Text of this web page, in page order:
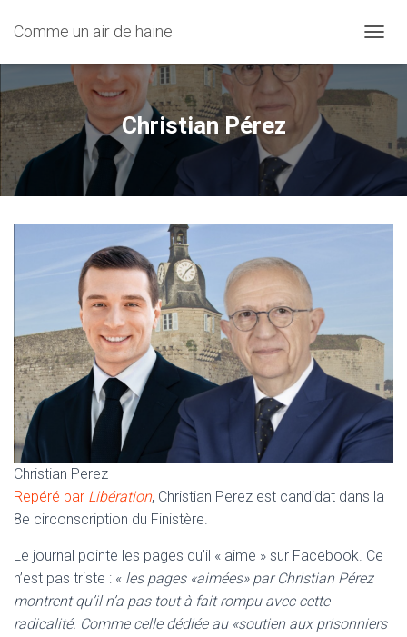
Comme un air de haine
Christian Pérez
Christian Perez
Repéré par Libération, Christian Perez est candidat dans la
8e circonscription du Finistère.
Le journal pointe les pages qu’il « aime » sur Facebook. Ce
n’est pas triste : « les pages «aimées» par Christian Pérez
montrent qu’il n’a pas tout à fait rompu avec cette
radicalité. Comme celle dédiée au «soutien aux prisonniers